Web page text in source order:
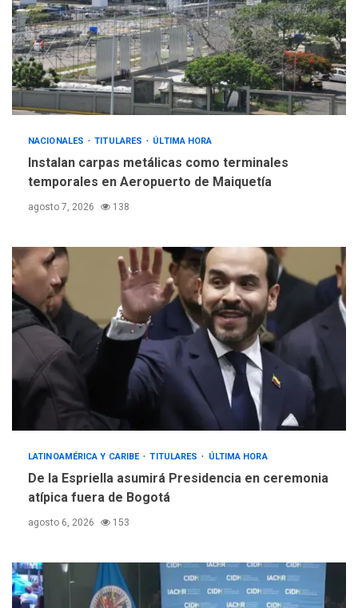
5
INTERNACIONALES ÚLTIMA HORA
Hiroshima 81 años de la
debacle atómica. Japón
debate principios no
nucleares
NACIONALES TITULARES ÚLTIMA HORA
Instalan carpas metálicas como terminales
temporales en Aeropuerto de Maiquetía
agosto 7, 2026 138
LATINOAMÉRICA Y CARIBE TITULARES ÚLTIMA HORA
De la Espriella asumirá Presidencia en ceremonia
atípica fuera de Bogotá
agosto 6, 2026 153